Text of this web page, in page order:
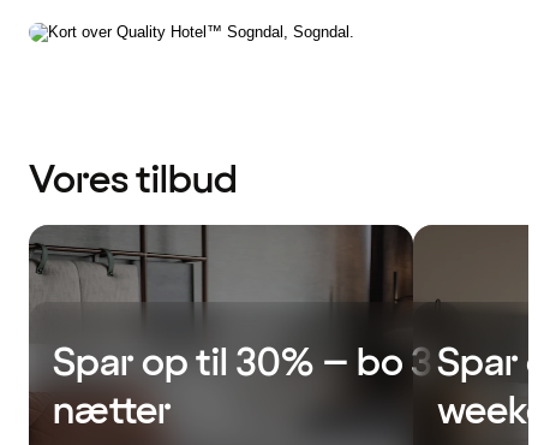
Vores tilbud
Spar op til 30% – bo 3
nætter
Spar